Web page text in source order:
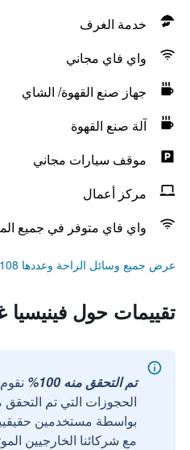
خدمة الغرف
واي فاي مجاني
جهاز صنع القهوة/ الشاي
آلة صنع القهوة
موقف سيارات مجاني
مركز أعمال
واي فاي متوفر في جميع
عرض جميع وسائل الراحة وعددها 108
تقييمات حول فينيسيا
تم التحقق منه 100%
الحجوزات التي تم التحقق
مع شركائنا الخارجيين